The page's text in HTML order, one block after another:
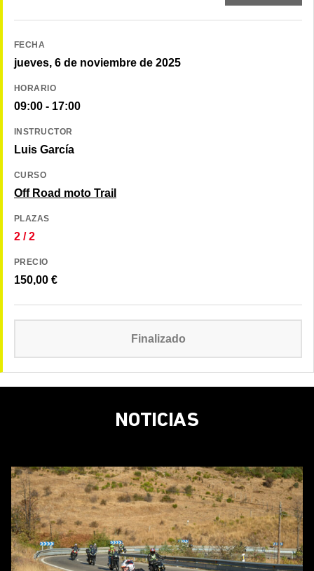
FECHA
jueves, 6 de noviembre de 2025
HORARIO
09:00 - 17:00
INSTRUCTOR
Luis García
CURSO
Off Road moto Trail
PLAZAS
2 / 2
PRECIO
150,00 €
Finalizado
NOTICIAS